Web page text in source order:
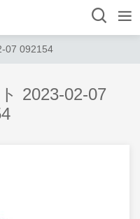
07 092154
2023-02-07